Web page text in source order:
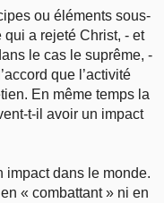
ou éléments sous-
a rejeté Christ, - et
le cas le suprême, -
que l’activité
En même temps la
t-il avoir un impact
impact dans le monde.
« combattant » ni en